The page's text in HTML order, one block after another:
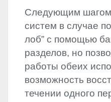
Следующим шагом
систем в случае
лоб” с помощью
разделов, но
работы обеих
возможность
течении одного